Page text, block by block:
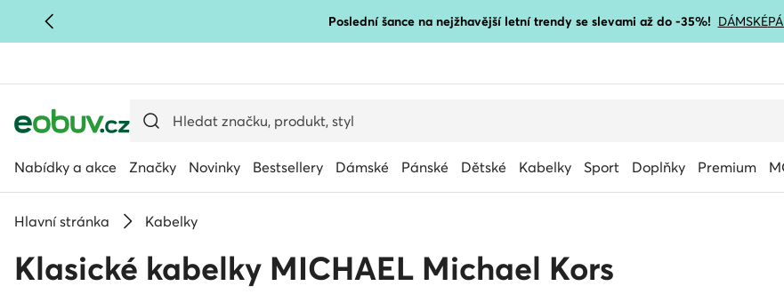
PŘEJÍT NA HLAVNÍ OBSAH Poslední šance na nejžhavější letní trendy se slevami až do -35%! DÁMSKÉ
Nabídky a akce Značky Novinky Bestsellery Dámské Pánské Dětské Kabelky Sport Doplňky Premium
Hlavní stránka Kabelky
Klasické kabelky MICHAEL Michael Kors